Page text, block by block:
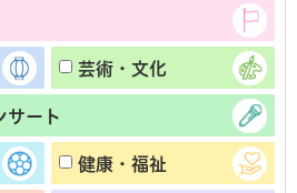
芸術・文化
サート
健康・福祉